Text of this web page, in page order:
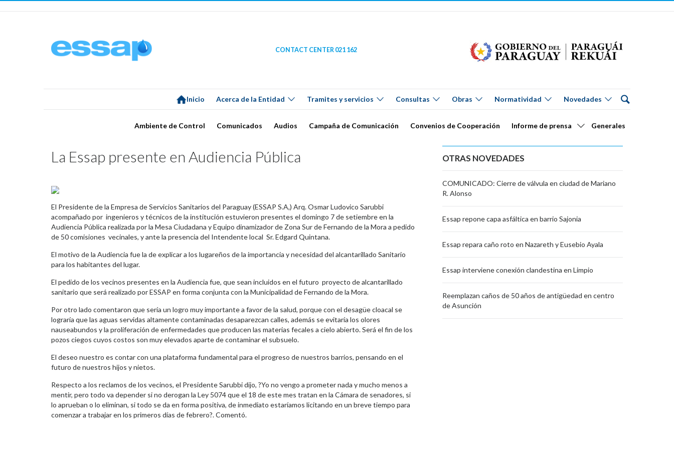
CONTACT CENTER 021 162
Inicio Acerca de la Entidad Tramites y servicios Consultas Obras Normatividad Novedades
Ambiente de Control Comunicados Audios Campaña de Comunicación Convenios de Cooperación Informe de prensa Generales
La Essap presente en Audiencia Pública
El Presidente de la Empresa de Servicios Sanitarios del Paraguay (ESSAP S.A,) Arq. Osmar Ludovico Sarubbi
acompañado por ingenieros y técnicos de la institución estuvieron presentes el domingo 7 de setiembre en la
Audiencia Pública realizada por la Mesa Ciudadana y Equipo dinamizador de Zona Sur de Fernando de la Mora a pedido
de 50 comisiones vecinales, y ante la presencia del Intendente local Sr. Edgard Quintana.
El motivo de la Audiencia fue la de explicar a los lugareños de la importancia y necesidad del alcantarillado Sanitario
para los habitantes del lugar.
El pedido de los vecinos presentes en la Audiencia fue, que sean incluidos en el futuro proyecto de alcantarillado
sanitario que será realizado por ESSAP en forma conjunta con la Municipalidad de Fernando de la Mora.
Por otro lado comentaron que sería un logro muy importante a favor de la salud, porque con el desagüe cloacal se
lograría que las aguas servidas altamente contaminadas desaparezcan calles, además se evitaría los olores
nauseabundos y la proliferación de enfermedades que producen las materias fecales a cielo abierto. Será el fin de los
pozos ciegos cuyos costos son muy elevados aparte de contaminar el subsuelo.
El deseo nuestro es contar con una plataforma fundamental para el progreso de nuestros barrios, pensando en el
futuro de nuestros hijos y nietos.
Respecto a los reclamos de los vecinos, el Presidente Sarubbi dijo, ?Yo no vengo a prometer nada y mucho menos a
mentir, pero todo va depender si no derogan la Ley 5074 que el 18 de este mes tratan en la Cámara de senadores, si
lo aprueban o lo eliminan, si todo se da en forma positiva, de inmediato estaríamos licitando en un breve tiempo para
comenzar a trabajar en los primeros días de febrero?. Comentó.
OTRAS NOVEDADES
COMUNICADO: Cierre de válvula en ciudad de Mariano
R. Alonso
Essap repone capa asfáltica en barrio Sajonia
Essap repara caño roto en Nazareth y Eusebio Ayala
Essap interviene conexión clandestina en Limpio
Reemplazan caños de 50 años de antigüedad en centro
de Asunción